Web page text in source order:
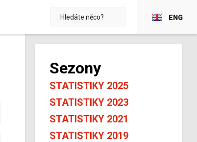
ENG
Sezony
STATISTIKY 2025
STATISTIKY 2023
STATISTIKY 2021
STATISTIKY 2019